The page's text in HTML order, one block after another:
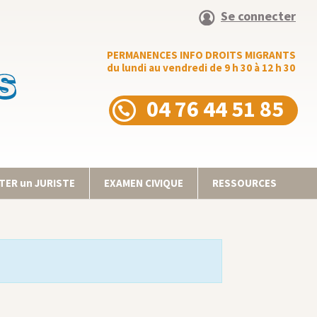
Se connecter
PERMANENCES INFO DROITS MIGRANTS
du lundi au vendredi de 9 h 30 à 12 h 30
04 76 44 51 85
un JURISTE EXAMEN CIVIQUE RESSOURCES